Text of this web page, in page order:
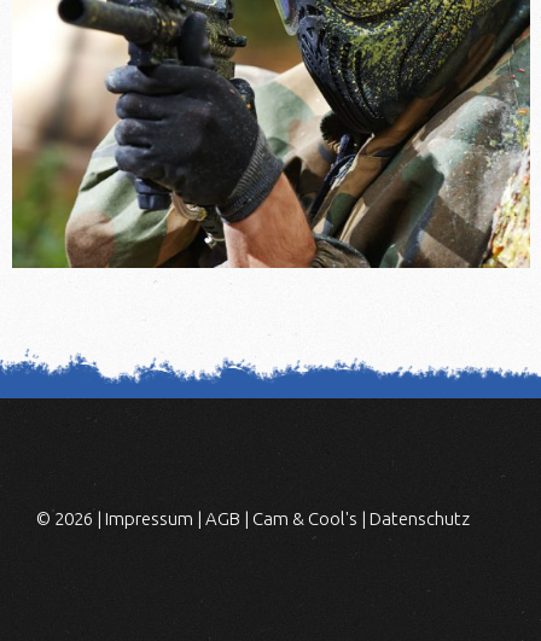
© 2026 | Impressum | AGB | Cam & Cool's | Datenschutz